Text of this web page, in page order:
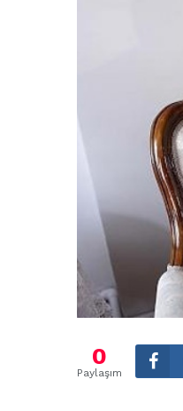
0
Paylaşım